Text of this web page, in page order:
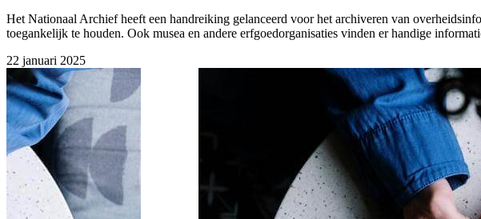
Het Nationaal Archief heeft een handreiking gelanceerd voor het archiveren van
toegankelijk te houden. Ook musea en andere erfgoedorganisaties vinden er handige
22 januari 2025